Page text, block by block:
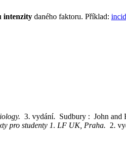
intenzity daného faktoru. Příklad:
3. vydání. Sudbury : John and
pro studenty 1. LF UK, Praha. 2.